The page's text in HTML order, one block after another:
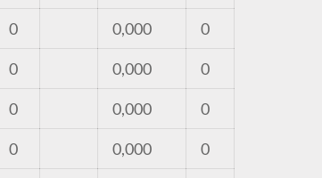
0 0,000 0
0 0,000 0
0 0,000 0
0 0,000 0